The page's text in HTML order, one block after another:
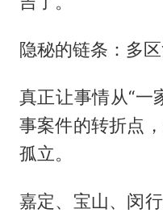
隐秘的链条：多
真正让事情从“一
事案件的转折点
孤立。
嘉定、宝山、闵